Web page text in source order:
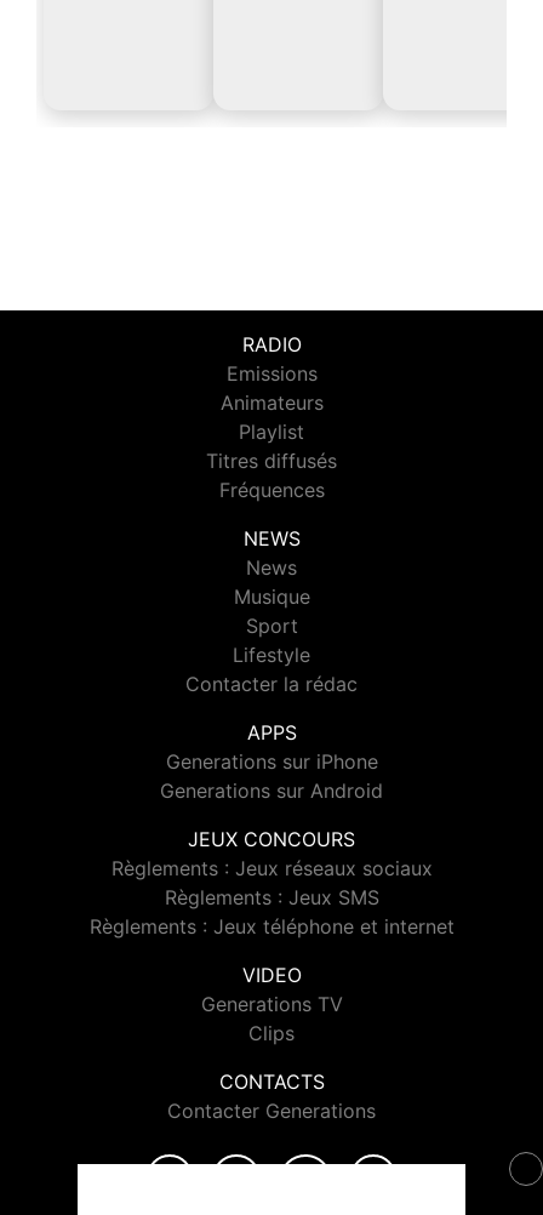
RADIO
Emissions
Animateurs
Playlist
Titres diffusés
Fréquences
NEWS
News
Musique
Sport
Lifestyle
Contacter la rédac
APPS
Generations sur iPhone
Generations sur Android
JEUX CONCOURS
Règlements : Jeux réseaux sociaux
Règlements : Jeux SMS
Règlements : Jeux téléphone et internet
VIDEO
Generations TV
Clips
CONTACTS
Contacter Generations